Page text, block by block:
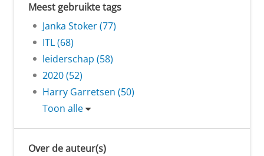
Meest gebruikte tags
Janka Stoker (77)
ITL (68)
leiderschap (58)
2020 (52)
Harry Garretsen (50)
Toon alle
Over de auteur(s)